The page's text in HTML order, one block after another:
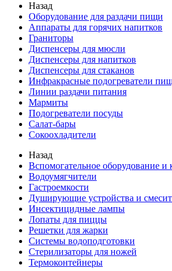
Назад
Оборудование для раздачи пищи
Аппараты для горячих напитков
Граниторы
Диспенсеры для мюсли
Диспенсеры для напитков
Диспенсеры для стаканов
Инфракрасные подогреватели
Линии раздачи питания
Мармиты
Подогреватели посуды
Салат-бары
Сокоохладители
Назад
Вспомогательное оборудование
Водоумягчители
Гастроемкости
Душирующие устройства и
Инсектицидные лампы
Лопаты для пиццы
Решетки для жарки
Системы водоподготовки
Стерилизаторы для ножей
Термоконтейнеры